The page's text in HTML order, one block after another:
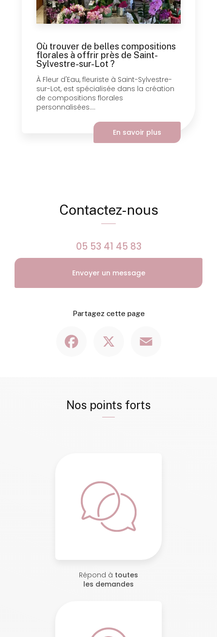
Où trouver de belles compositions
florales à offrir près de Saint-
Sylvestre-sur-Lot ?
À Fleur d'Eau, fleuriste à Saint-Sylvestre-
sur-Lot, est spécialisée dans la création
de compositions florales
personnalisées....
En savoir plus
Contactez-nous
05 53 41 45 83
Envoyer un message
Partagez cette page
Nos points forts
Répond à toutes
les demandes